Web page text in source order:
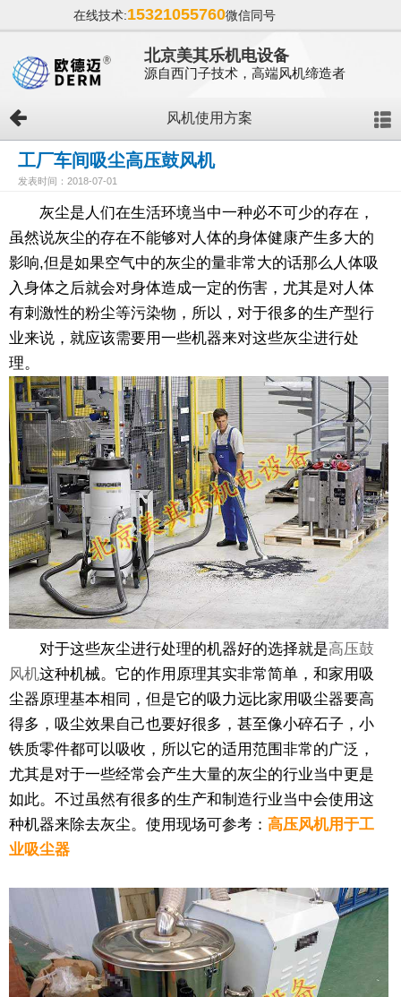
在线技术:15321055760微信同号
北京美其乐机电设备
源自西门子技术，高端风机缔造者
风机使用方案
工厂车间吸尘高压鼓风机
发表时间：2018-07-01
灰尘是人们在生活环境当中一种必不可少的存在，
虽然说灰尘的存在不能够对人体的身体健康产生多大的
影响,但是如果空气中的灰尘的量非常大的话那么人体吸
入身体之后就会对身体造成一定的伤害，尤其是对人体
有刺激性的粉尘等污染物，所以，对于很多的生产型行
业来说，就应该需要用一些机器来对这些灰尘进行处
理。
对于这些灰尘进行处理的机器好的选择就是高压鼓
风机这种机械。它的作用原理其实非常简单，和家用吸
尘器原理基本相同，但是它的吸力远比家用吸尘器要高
得多，吸尘效果自己也要好很多，甚至像小碎石子，小
铁质零件都可以吸收，所以它的适用范围非常的广泛，
尤其是对于一些经常会产生大量的灰尘的行业当中更是
如此。不过虽然有很多的生产和制造行业当中会使用这
种机器来除去灰尘。使用现场可参考： 高压风机用于工
业吸尘器